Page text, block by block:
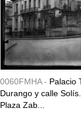
0060FMHA - Palacio
Durango y calle
Plaza Zab...